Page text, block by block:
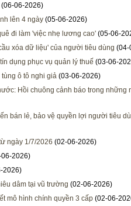
(06-06-2026)
lên 4 ngày (05-06-2026)
đi làm 'việc nhẹ lương cao' (05-06-
xóa dữ liệu' của người tiêu dùng (04-
dụng phục vụ quản lý thuế (03-06-
ô tô nghi giả (03-06-2026)
Hồi chuông cảnh báo trong những
bán lẻ, bảo vệ quyền lợi người tiêu
ngày 1/7/2026 (02-06-2026)
2026)
2026)
dâm tại vũ trường (02-06-2026)
mô hình chính quyền 3 cấp (02-06-